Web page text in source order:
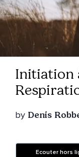
Initiation
by Denis
Ecouter hors